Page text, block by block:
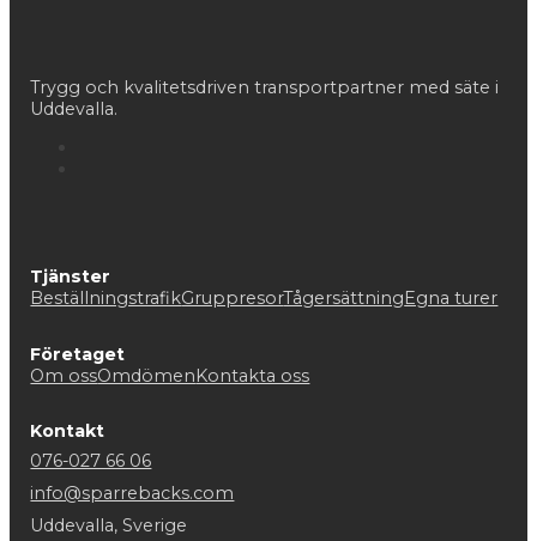
Trygg och kvalitetsdriven transportpartner med säte i
Uddevalla.
Tjänster
BeställningstrafikGruppresorTågersättningEgna turer
Företaget
Om ossOmdömenKontakta oss
Kontakt
076-027 66 06
info@sparrebacks.com
Uddevalla, Sverige